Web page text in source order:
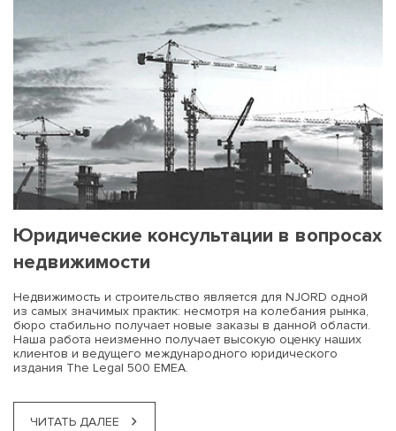
NJORD оказывает правовую
поддержку в вопросах получения
вида на жительство в Латвии
Юридические консультации в вопросах
недвижимости
Недвижимость и строительство является для NJORD одной
из самых значимых практик: несмотря на колебания рынка,
бюро стабильно получает новые заказы в данной области.
Наша работа неизменно получает высокую оценку наших
клиентов и ведущего международного юридического
издания The Legal 500 EMEA.
ЧИТАТЬ ДАЛЕЕ